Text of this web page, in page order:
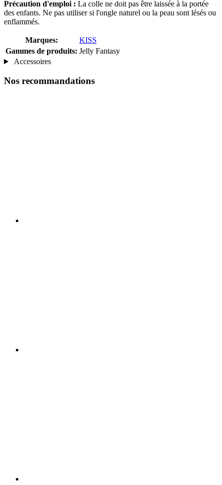
Précaution d'emploi : La colle ne doit pas être laissée à la portée
des enfants. Ne pas utiliser si l'ongle naturel ou la peau sont lésés ou
enflammés.
Marques:
KISS
Gammes de produits: Jelly Fantasy
Accessoires
Nos recommandations